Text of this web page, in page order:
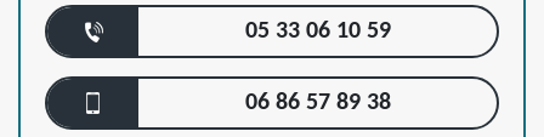
05 33 06 10 59
06 86 57 89 38